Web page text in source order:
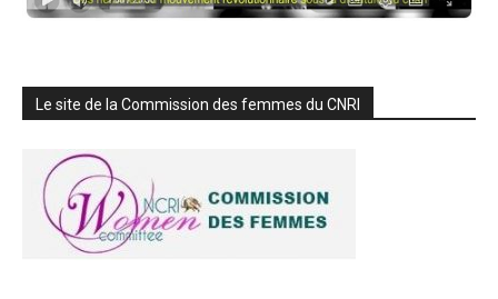
Le site de la Commission des femmes du CNRI